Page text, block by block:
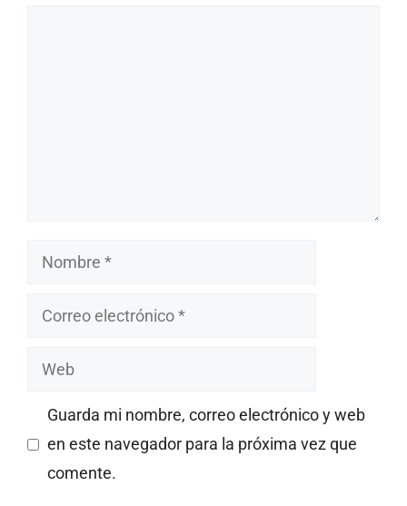
Nombre
Correo
Web
Guarda mi nombre, correo electrónico y web
en este navegador para la próxima vez que
comente.